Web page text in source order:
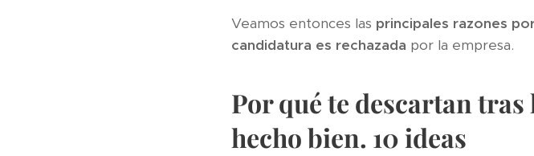
Veamos entonces las principales razones
candidatura es rechazada por la empresa.
Por qué te descartan
hecho bien. 10 ideas